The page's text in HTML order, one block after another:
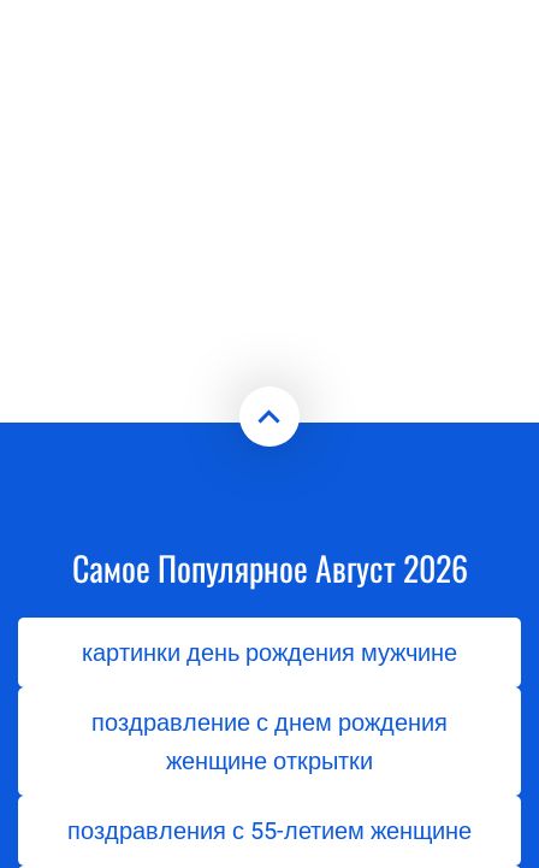
Самое Популярное Август 2026
картинки день рождения мужчине
поздравление с днем рождения
женщине открытки
поздравления с 55-летием женщине